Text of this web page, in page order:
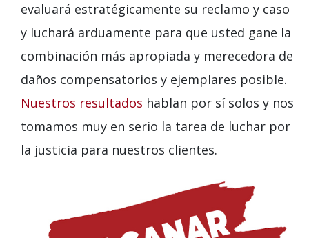
evaluará estratégicamente su reclamo y caso
y luchará arduamente para que usted gane la
combinación más apropiada y merecedora de
daños compensatorios y ejemplares posible.
Nuestros resultados hablan por sí solos y nos
tomamos muy en serio la tarea de luchar por
la justicia para nuestros clientes.